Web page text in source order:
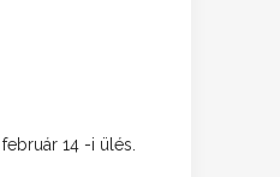
február 14 -i ülés.